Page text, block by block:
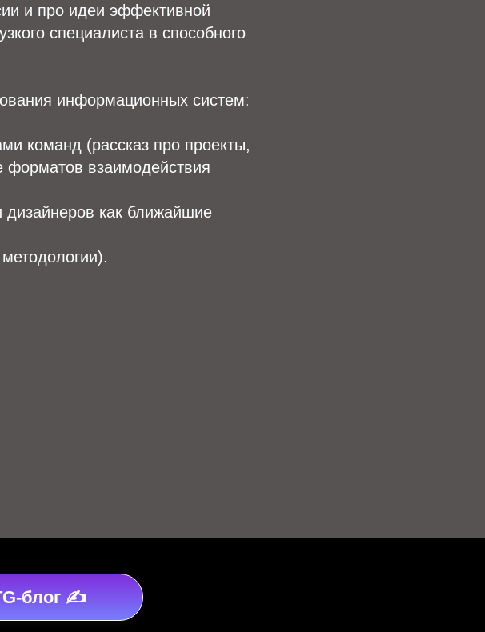
и про идеи эффективной
специалиста в способного
информационных систем:
команд (рассказ про проекты,
форматов взаимодействия
дизайнеров как ближайшие
блог ✍️